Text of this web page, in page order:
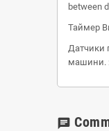
between
Таймер
Датчики
машини.
chat